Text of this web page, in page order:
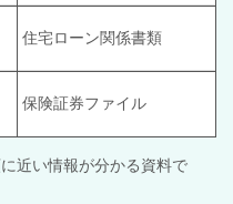
住宅ローン関係書類
保険証券ファイル
近い情報が分かる資料で